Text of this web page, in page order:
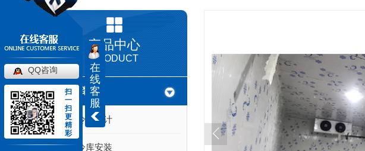
产品中心
PRODUCT
冷库安装
河南冷库设计
河南冷库安装
在
线
客
服
QQ咨询
扫
一
扫
更
精
彩